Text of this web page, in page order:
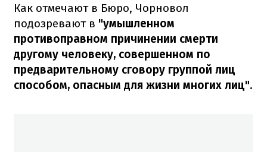
Как отмечают в Бюро, Чорновол
подозревают в "умышленном
противоправном причинении смерти
другому человеку, совершенном по
предварительному сговору группой лиц
способом, опасным для жизни многих лиц".